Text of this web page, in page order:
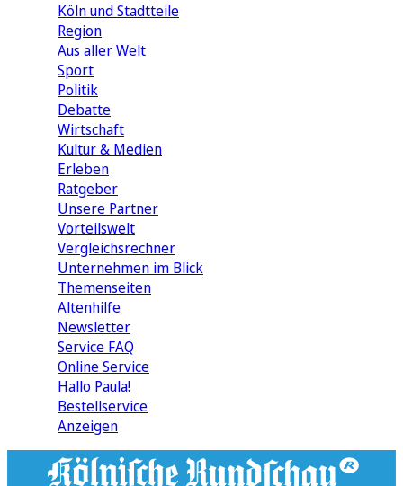
Köln und Stadtteile
Region
Aus aller Welt
Sport
Politik
Debatte
Wirtschaft
Kultur & Medien
Erleben
Ratgeber
Unsere Partner
Vorteilswelt
Vergleichsrechner
Unternehmen im Blick
Themenseiten
Altenhilfe
Newsletter
Service FAQ
Online Service
Hallo Paula!
Bestellservice
Anzeigen